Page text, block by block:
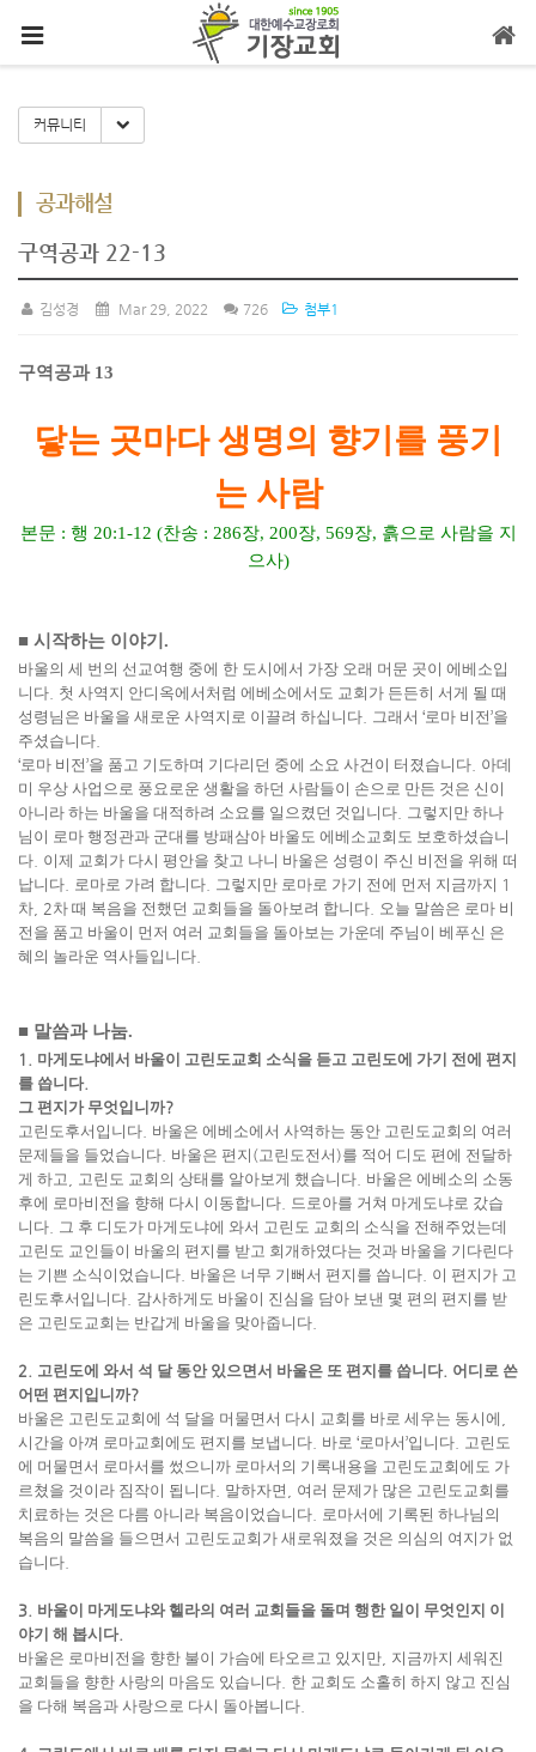
커뮤니티 Toggle Dropdown
공과해설
구역공과 22-13
김성경 Mar 29, 2022 726 첨부1
구역공과 13
닿는 곳마다 생명의 향기를 풍기
는 사람
본문 : 행 20:1-12 (찬송 : 286장, 200장, 569장, 흙으로 사람을 지
으사)
■ 시작하는 이야기 .
바울의 세 번의 선교여행 중에 한 도시에서 가장 오래 머문 곳이 에베소입
니다 첫 사역지 안디옥에서처럼 에베소에서도 교회가 든든히 서게 될 때
성령님은 바울을 새로운 사역지로 이끌려 하십니다 그래서 ‘로마 비전’을
주셨습니다
‘로마 비전’을 품고 기도하며 기다리던 중에 소요 사건이 터졌습니다 아데
미 우상 사업으로 풍요로운 생활을 하던 사람들이 손으로 만든 것은 신이
아니라 하는 바울을 대적하려 소요를 일으켰던 것입니다 그렇지만 하나
님이 로마 행정관과 군대를 방패삼아 바울도 에베소교회도 보호하셨습니
다 이제 교회가 다시 평안을 찾고 나니 바울은 성령이 주신 비전을 위해 떠
납니다 로마로 가려 합니다 그렇지만 로마로 가기 전에 먼저 지금까지 1
차 , 2차 때 복음을 전했던 교회들을 돌아보려 합니다 오늘 말씀은 로마 비
전을 품고 바울이 먼저 여러 교회들을 돌아보는 가운데 주님이 베푸신 은
혜의 놀라운 역사들입니다
■ 말씀과 나눔.
1. 마게도냐에서 바울이 고린도교회 소식을 듣고 고린도에 가기 전에 편지
를 씁니다.
그 편지가 무엇입니까?
고린도후서입니다 바울은 에베소에서 사역하는 동안 고린도교회의 여러
문제들을 들었습니다 바울은 편지 (고린도전서)를 적어 디도 편에 전달하
게 하고
고린도 교회의 상태를 알아보게 했습니다 바울은 에베소의 소동
후에 로마비전을 향해 다시 이동합니다 드로아를 거쳐 마게도냐로 갔습
니다 그 후 디도가 마게도냐에 와서 고린도 교회의 소식을 전해주었는데
고린도 교인들이 바울의 편지를 받고 회개하였다는 것과 바울을 기다린다
는 기쁜 소식이었습니다 바울은 너무 기뻐서 편지를 씁니다 이 편지가 고
린도후서입니다 감사하게도 바울이 진심을 담아 보낸 몇 편의 편지를 받
은 고린도교회는 반갑게 바울을 맞아줍니다
2. 고린도에 와서 석 달 동안 있으면서 바울은 또 편지를 씁니다. 어디로 쓴
어떤 편지입니까?
바울은 고린도교회에 석 달을 머물면서 다시 교회를 바로 세우는 동시에
시간을 아껴 로마교회에도 편지를 보냅니다 바로 ‘로마서’입니다 고린도
에 머물면서 로마서를 썼으니까 로마서의 기록내용을 고린도교회에도 가
르쳤을 것이라 짐작이 됩니다 말하자면
여러 문제가 많은 고린도교회를
치료하는 것은 다름 아니라 복음이었습니다 로마서에 기록된 하나님의
복음의 말씀을 들으면서 고린도교회가 새로워졌을 것은 의심의 여지가 없
습니다
3. 바울이 마게도냐와 헬라의 여러 교회들을 돌며 행한 일이 무엇인지 이
야기 해 봅시다.
바울은 로마비전을 향한 불이 가슴에 타오르고 있지만 지금까지 세워진
교회들을 향한 사랑의 마음도 있습니다 한 교회도 소홀히 하지 않고 진심
을 다해 복음과 사랑으로 다시 돌아봅니다